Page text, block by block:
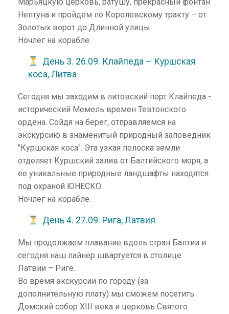
Нептуна и пройдем по Королевскому тракту – от
Золотых ворот до Длинной улицы.
Ночлег на корабле.
День 3. 26.09. Клайпеда – Куршская
коса, Литва
Сегодня мы заходим в литовский порт Клайпеда -
исторический Мемель времен Тевтонского
ордена. Сойдя на берег, отправляемся на
экскурсию в знаменитый природный заповедник
"Куршская коса". Эта узкая полоска земли
отделяет Куршский залив от Балтийского моря, а
ее уникальные природные ландшафты находятся
под охраной ЮНЕСКО.
Ночлег на корабле.
День 4. 27.09. Рига, Латвия
Мы продолжаем плавание вдоль стран Балтии и
сегодня наш лайнер швартуется в столице
Латвии – Риге.
Во время экскурсии по городу (за
дополнительную плату) мы сможем посетить
Домский собор XIII века и церковь Святого